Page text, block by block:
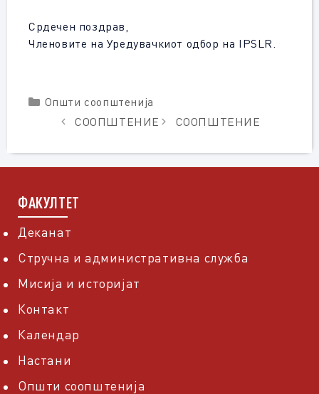
Срдечен поздрав,
Членовите на Уредувачкиот одбор на IPSLR.
Categories
Општи соопштенија
СООПШТЕНИЕ
СООПШТЕНИЕ
ФАКУЛТЕТ
Деканат
Стручна и административна служба
Мисија и историјат
Контакт
Календар
Настани
Општи соопштенија